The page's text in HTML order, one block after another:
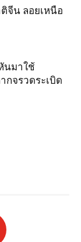
จีน ลอยเหนือ
นมาใช้
กจรวดระเบิด